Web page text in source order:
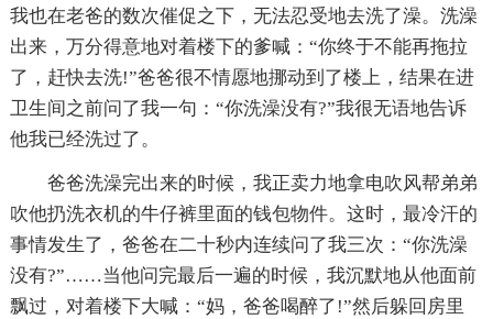
我也在老爸的数次催促之下，无法忍受地去洗了澡。洗澡
出来，万分得意地对着楼下的爹喊：“你终于不能再拖拉
了，赶快去洗!”爸爸很不情愿地挪动到了楼上，结果在进
卫生间之前问了我一句：“你洗澡没有?”我很无语地告诉
他我已经洗过了。
爸爸洗澡完出来的时候，我正卖力地拿电吹风帮弟弟
吹他扔洗衣机的牛仔裤里面的钱包物件。这时，最冷汗的
事情发生了，爸爸在二十秒内连续问了我三次：“你洗澡
没有?”……当他问完最后一遍的时候，我沉默地从他面前
飘过，对着楼下大喊：“妈，爸爸喝醉了!”然后躲回房里